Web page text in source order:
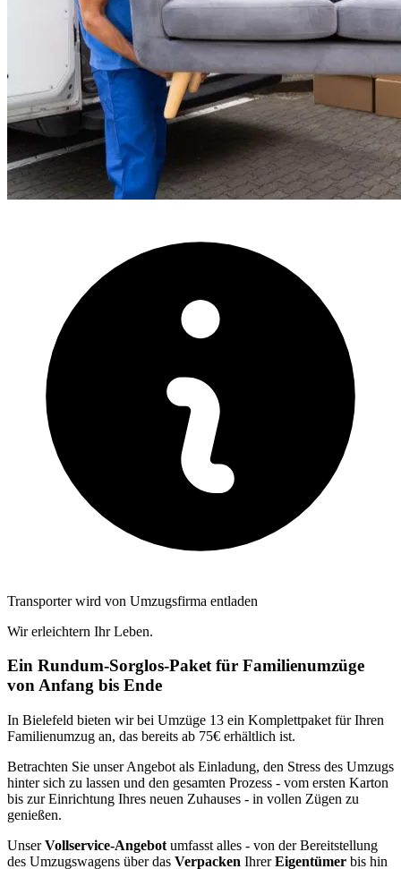
Transporter wird von Umzugsfirma entladen
Wir erleichtern Ihr Leben.
Ein Rundum-Sorglos-Paket für Familienumzüge
von Anfang bis Ende
In Bielefeld bieten wir bei Umzüge 13 ein Komplettpaket für Ihren
Familienumzug an, das bereits ab 75€ erhältlich ist.
Betrachten Sie unser Angebot als Einladung, den Stress des Umzugs
hinter sich zu lassen und den gesamten Prozess - vom ersten Karton
bis zur Einrichtung Ihres neuen Zuhauses - in vollen Zügen zu
genießen.
UnserVollservice-Angebot umfasst alles - von der Bereitstellung
des Umzugswagens über das Verpacken IhrerEigentümer bis hin